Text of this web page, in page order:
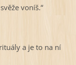
voníš.“
a je to na ní